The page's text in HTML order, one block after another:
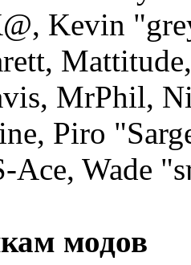
Kevin
MrPhil,
Piro
Ace, Wade
модов